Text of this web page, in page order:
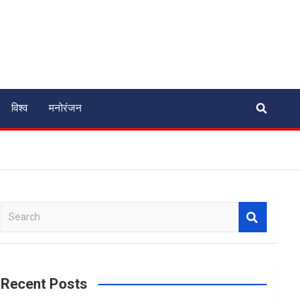
विश्व मनोरंजन
a
c
Recent Posts